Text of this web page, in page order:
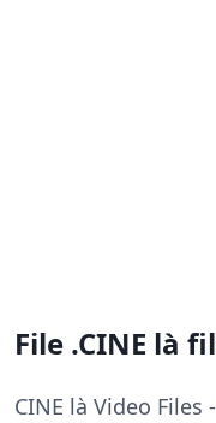
File .CINE là
CINE là Video